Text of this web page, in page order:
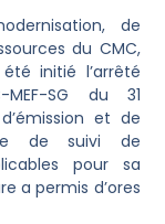
de
du CMC,
initié l’arrêté
MEF-SG du 31
et de
de suivi de
pour sa
a permis d’ores